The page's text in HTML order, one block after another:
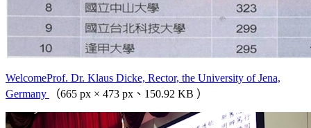
WelcomeProf. Dr. Klaus Dicke, Rector, the University of Jena,
Germany
（665 px × 473 px、150.92 KB ）